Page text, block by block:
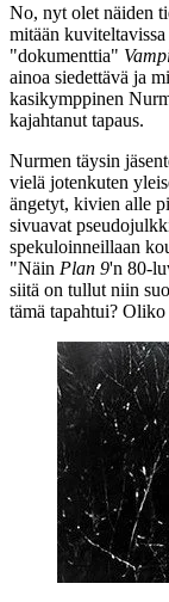
No, nyt olet näiden
mitään
"dokumenttia"
ainoa siedettävä ja
kasikymppinen
kajahtanut tapaus.
Nurmen täysin
vielä jotenkuten
ängetyt, kivien alle
sivuavat
spekuloinneillaan
"Näin Plan 9'n
siitä on tullut niin
tämä tapahtui?